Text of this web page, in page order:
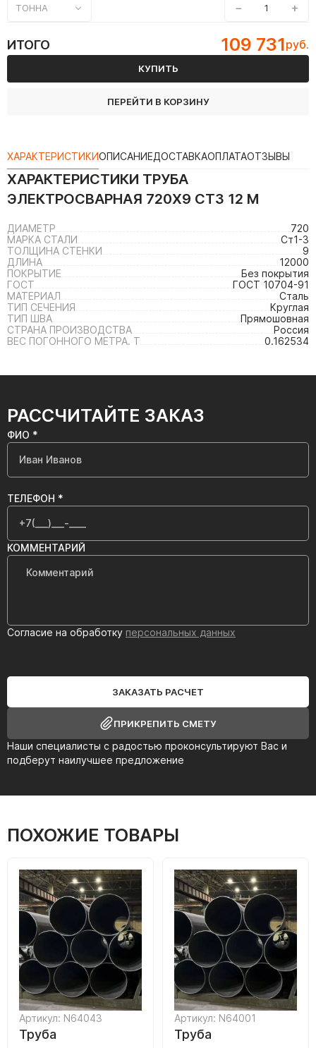
ТОННА − +
ИТОГО 109 731руб.
КУПИТЬ
ПЕРЕЙТИ В КОРЗИНУ
ХАРАКТЕРИСТИКИОПИСАНИЕДОСТАВКАОПЛАТАОТЗЫВЫ
ХАРАКТЕРИСТИКИ ТРУБА
ЭЛЕКТРОСВАРНАЯ 720Х9 СТ3 12 М
ДИАМЕТР
720
МАРКА СТАЛИ
Ст1-3
ТОЛЩИНА СТЕНКИ
9
ДЛИНА
12000
ПОКРЫТИЕ
Без покрытия
ГОСТ
ГОСТ 10704-91
МАТЕРИАЛ
Сталь
ТИП СЕЧЕНИЯ
Круглая
ТИП ШВА
Прямошовная
СТРАНА ПРОИЗВОДСТВА
Россия
ВЕС ПОГОННОГО МЕТРА. Т
0.162534
РАССЧИТАЙТЕ ЗАКАЗ
Наши специалисты с радостью проконсультируют Вас и
подберут наилучшее предложение
ФИО *
ТЕЛЕФОН *
КОММЕНТАРИЙ
Согласие на обработку персональных данных
ЗАКАЗАТЬ РАСЧЕТ
ПРИКРЕПИТЬ СМЕТУ
ПОХОЖИЕ ТОВАРЫ
Артикул: N64043
Труба
Артикул: N64001
Труба